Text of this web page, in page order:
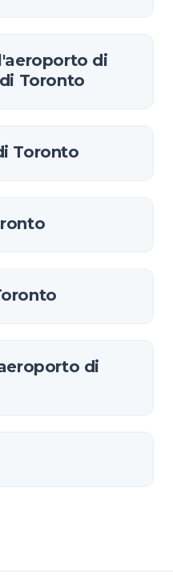
di
Toronto
Toronto
di